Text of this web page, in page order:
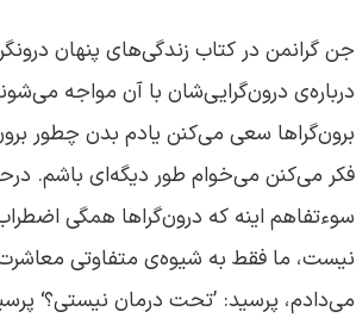
جن گرانمن در کتاب زندگی‌های پنهان
درباره‌ی درون‌گرایی‌شان با آن مواجه
برون‌گراها سعی می‌کنن یادم بدن چطور
فکر می‌کنن می‌خوام طور دیگه‌ای باشم.
سوء‌تفاهم اینه که درون‌گراها همگی
نیست، ما فقط به شیوه‌ی متفاوتی معاشرت
می‌دادم، پرسید: ’تحت درمان نیستی؟‘